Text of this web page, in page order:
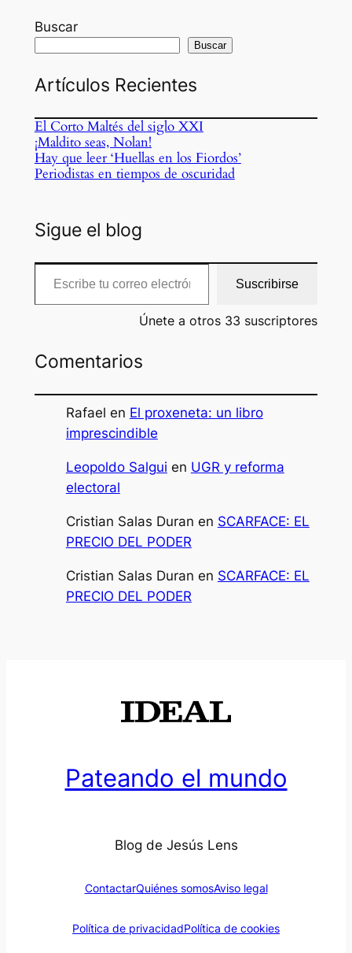
Buscar
Buscar
Artículos Recientes
El Corto Maltés del siglo XXI
¡Maldito seas, Nolan!
Hay que leer ‘Huellas en los Fiordos’
Periodistas en tiempos de oscuridad
Sigue el blog
Escribe tu correo electrónico…
Suscribirse
Únete a otros 33 suscriptores
Comentarios
Rafael en El proxeneta: un libro
imprescindible
Leopoldo Salgui en UGR y reforma
electoral
Cristian Salas Duran en SCARFACE: EL
PRECIO DEL PODER
Cristian Salas Duran en SCARFACE: EL
PRECIO DEL PODER
Pateando el mundo
Blog de Jesús Lens
ContactarQuiénes somosAviso legal
Política de privacidadPolítica de cookies